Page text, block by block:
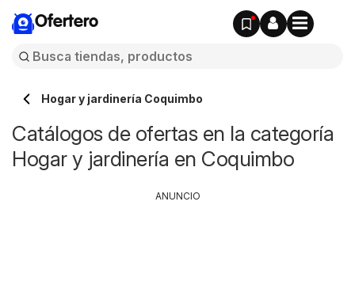
Ofertero
Hogar y jardinería Coquimbo
Catálogos de ofertas en la categoría
Hogar y jardinería en Coquimbo
ANUNCIO